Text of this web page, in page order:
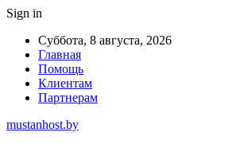
Sign in
Суббота, 8 августа, 2026
Главная
Помощь
Клиентам
Партнерам
mustanhost.by